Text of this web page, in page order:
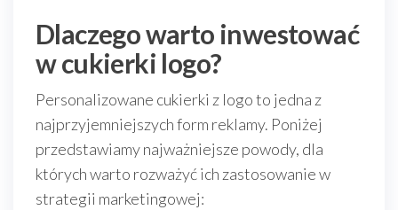
Dlaczego warto inwestować
w cukierki logo?
Personalizowane cukierki z logo to jedna z
najprzyjemniejszych form reklamy. Poniżej
przedstawiamy najważniejsze powody, dla
których warto rozważyć ich zastosowanie w
strategii marketingowej: